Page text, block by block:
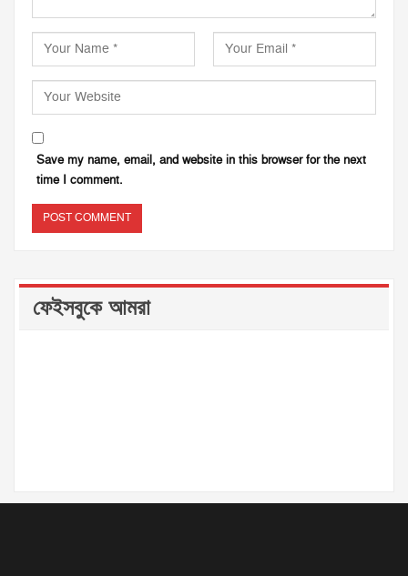
Save my name, email, and website in this browser for the next
time I comment.
ফেইসবুকে আমরা